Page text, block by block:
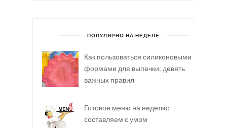
ПОПУЛЯРНО НА НЕДЕЛЕ
Как пользоваться силиконовыми
формами для выпечки: девять
важных правил
Готовое меню на неделю:
составляем с умом